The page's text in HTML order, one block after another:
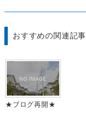
おすすめの関連記事
★ブログ再開★